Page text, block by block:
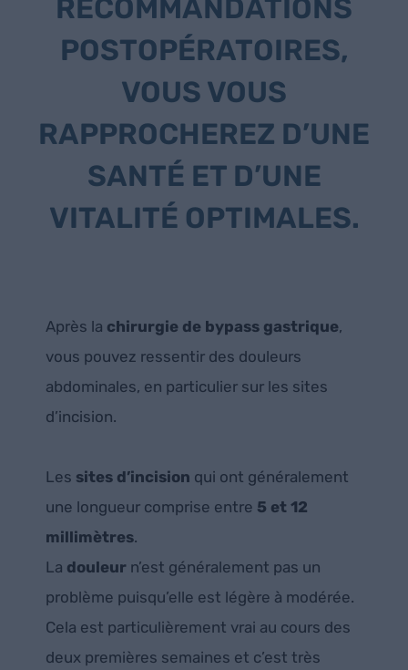
RECOMMANDATIONS
POSTOPÉRATOIRES,
VOUS VOUS
RAPPROCHEREZ D’UNE
SANTÉ ET D’UNE
VITALITÉ OPTIMALES.
Après la chirurgie de bypass gastrique,
vous pouvez ressentir des douleurs
abdominales, en particulier sur les sites
d’incision.
Les sites d’incision qui ont généralement
une longueur comprise entre 5 et 12
millimètres.
La douleur n’est généralement pas un
problème puisqu’elle est légère à modérée.
Cela est particulièrement vrai au cours des
deux premières semaines et c’est très